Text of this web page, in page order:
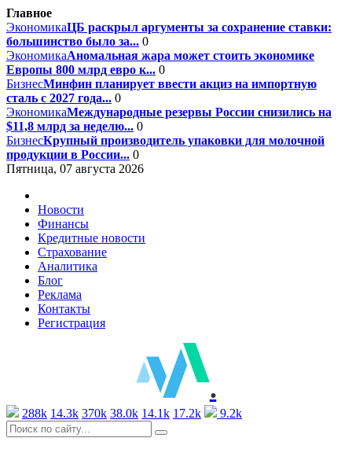
Главное
ЭкономикаЦБ раскрыл аргументы за сохранение ставки:
большинство было за... 0
ЭкономикаАномальная жара может стоить экономике
Европы 800 млрд евро к... 0
БизнесМинфин планирует ввести акциз на импортную
сталь с 2027 года... 0
ЭкономикаМеждународные резервы России снизились на
$11,8 млрд за неделю... 0
БизнесКрупный производитель упаковки для молочной
продукции в России... 0
Пятница, 07 августа 2026
Новости
Финансы
Кредитные новости
Страхование
Аналитика
Блог
Реклама
Контакты
Регистрация
.
288k 14.3k 370k 38.0k 14.1k 17.2k 9.2k